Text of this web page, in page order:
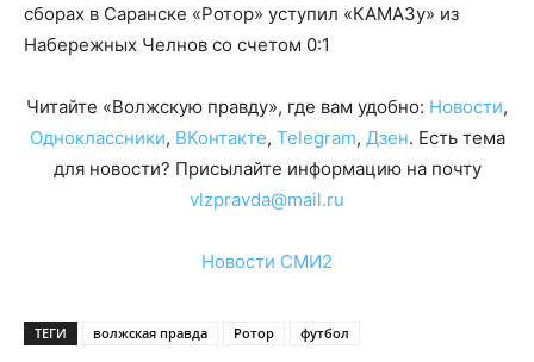
сборах в Саранске «Ротор» уступил «КАМАЗу» из
Набережных Челнов со счетом 0:1
Читайте «Волжскую правду», где вам удобно: Новости,
Одноклассники, ВКонтакте, Telegram, Дзен. Есть тема
для новости? Присылайте информацию на почту
vlzpravda@mail.ru
Новости СМИ2
ТЕГИ волжская правда Ротор футбол